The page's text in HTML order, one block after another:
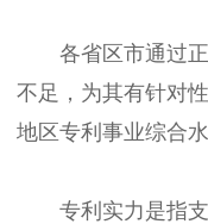
各省区市通过正
不足，为其有针对
地区专利事业综合
专利实力是指支